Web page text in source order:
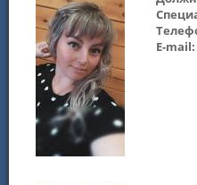
E-mail: